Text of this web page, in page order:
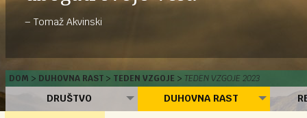
Tomaž Akvinski
DOM DUHOVNA RAST TEDEN VZGOJE TEDEN VZGOJE 2023
DRUŠTVO DUHOVNA RAST